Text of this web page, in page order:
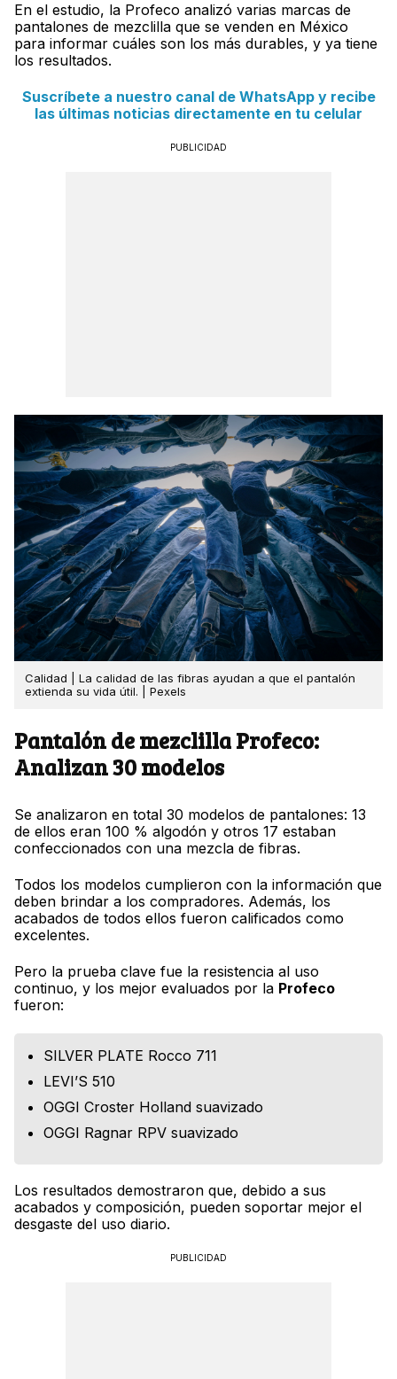
En el estudio, la Profeco analizó varias marcas de
pantalones de mezclilla que se venden en México
para informar cuáles son los más durables, y ya tiene
los resultados.
Suscríbete a nuestro canal de WhatsApp y recibe
las últimas noticias directamente en tu celular
PUBLICIDAD
Calidad | La calidad de las fibras ayudan a que el pantalón
extienda su vida útil. | Pexels
Pantalón de mezclilla Profeco:
Analizan 30 modelos
Se analizaron en total 30 modelos de pantalones: 13
de ellos eran 100 % algodón y otros 17 estaban
confeccionados con una mezcla de fibras.
Todos los modelos cumplieron con la información que
deben brindar a los compradores. Además, los
acabados de todos ellos fueron calificados como
excelentes.
Pero la prueba clave fue la resistencia al uso
continuo, y los mejor evaluados por la Profeco
fueron:
SILVER PLATE Rocco 711
LEVI’S 510
OGGI Croster Holland suavizado
OGGI Ragnar RPV suavizado
Los resultados demostraron que, debido a sus
acabados y composición, pueden soportar mejor el
desgaste del uso diario.
PUBLICIDAD